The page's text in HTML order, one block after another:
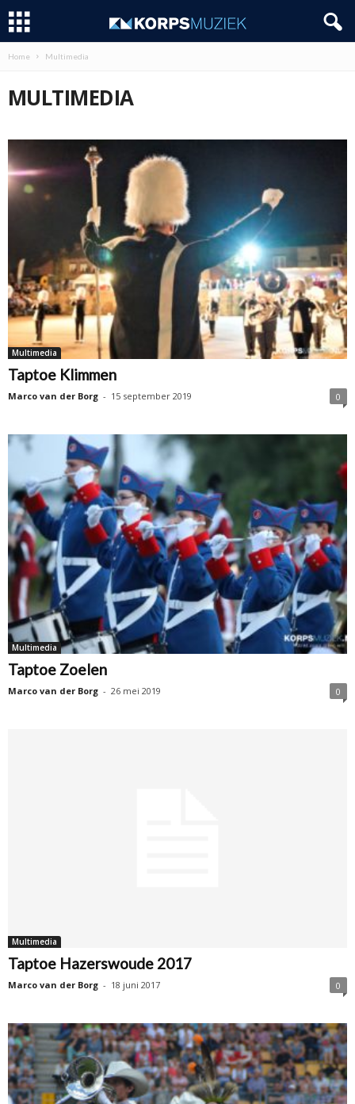
Home Multimedia
MULTIMEDIA
Multimedia
Taptoe Klimmen
Marco van der Borg - 15 september 2019 0
Multimedia
Taptoe Zoelen
Marco van der Borg - 26 mei 2019 0
Multimedia
Taptoe Hazerswoude 2017
Marco van der Borg - 18 juni 2017 0